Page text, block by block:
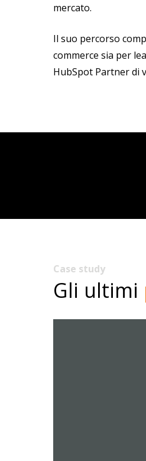
mercato.
Il suo percorso
commerce sia per
HubSpot Partner di
Case study
Gli ultimi